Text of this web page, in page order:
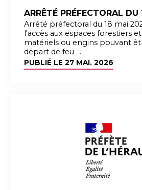
ARRÊTÉ PRÉFECTORAL DU
Arrêté préfectoral du 18 mai
l'accès aux espaces forestiers
matériels ou engins pouvant
départ de feu ...
PUBLIÉ LE 27 MAI. 2026